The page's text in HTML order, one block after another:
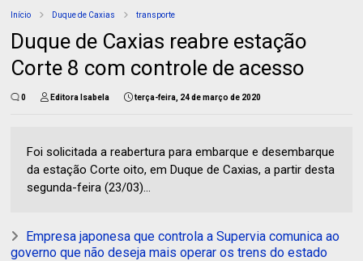
Início Duque de Caxias transporte
Duque de Caxias reabre estação
Corte 8 com controle de acesso
0 Editora Isabela terça-feira, 24 de março de 2020
Foi solicitada a reabertura para embarque e desembarque
da estação Corte oito, em Duque de Caxias, a partir desta
segunda-feira (23/03)...
Empresa japonesa que controla a Supervia comunica ao
governo que não deseja mais operar os trens do estado